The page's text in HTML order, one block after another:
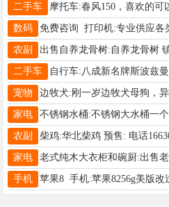
二手车
数码
农副
二手车
宠物
家电
农副 柴鸡:华北柴鸡 预售: 电话
家电
手机